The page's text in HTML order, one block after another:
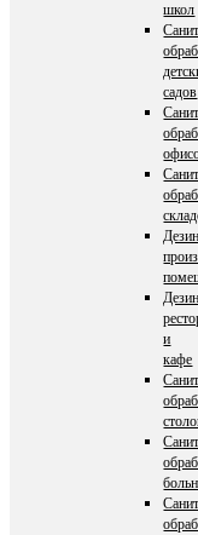
школ
садов
и
кафе